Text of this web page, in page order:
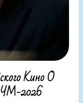
Кино О
ЧМ-2026